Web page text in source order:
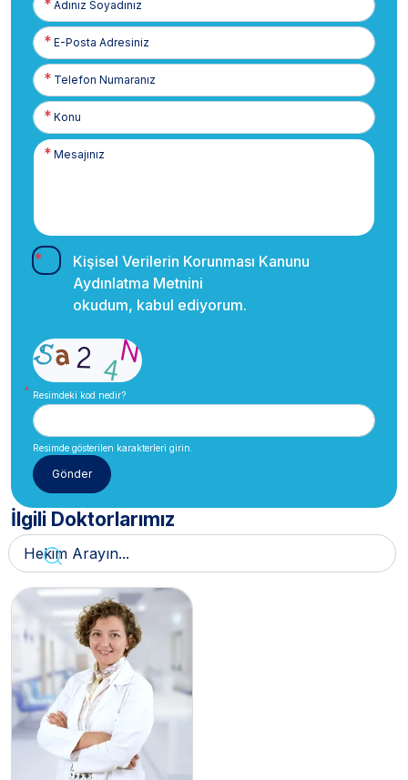
Soyadınız
E-
Posta
Telefon
Numaranız
Kişisel Verilerin Korunması Kanunu
Aydınlatma Metnini
okudum, kabul ediyorum.
Resimdeki kod nedir?
Resimde gösterilen karakterleri girin.
İlgili Doktorlarımız